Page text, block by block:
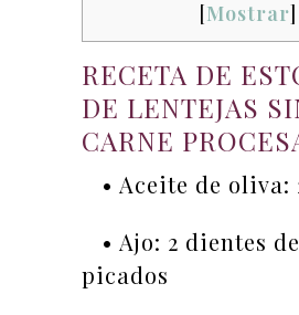
[Mostrar]
RECETA DE
DE LENTEJAS
CARNE
• Aceite de oliva:
• Ajo: 2 dientes
picados